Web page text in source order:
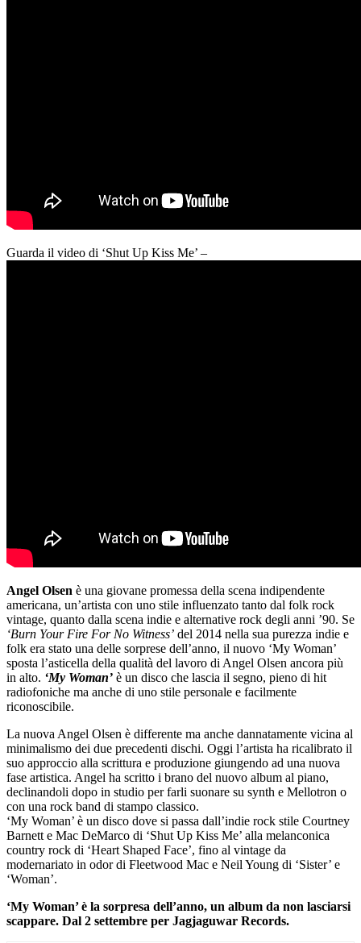
Guarda il video di ‘Shut Up Kiss Me’ –
Angel Olsen è una giovane promessa della scena indipendente
americana, un’artista con uno stile influenzato tanto dal folk rock
vintage, quanto dalla scena indie e alternative rock degli anni ’90. Se
‘Burn Your Fire For No Witness’ del 2014 nella sua purezza indie e
folk era stato una delle sorprese dell’anno, il nuovo ‘My Woman’
sposta l’asticella della qualità del lavoro di Angel Olsen ancora più
in alto. ‘My Woman’ è un disco che lascia il segno, pieno di hit
radiofoniche ma anche di uno stile personale e facilmente
riconoscibile.
La nuova Angel Olsen è differente ma anche dannatamente vicina al
minimalismo dei due precedenti dischi. Oggi l’artista ha ricalibrato il
suo approccio alla scrittura e produzione giungendo ad una nuova
fase artistica. Angel ha scritto i brano del nuovo album al piano,
declinandoli dopo in studio per farli suonare su synth e Mellotron o
con una rock band di stampo classico.
‘My Woman’ è un disco dove si passa dall’indie rock stile Courtney
Barnett e Mac DeMarco di ‘Shut Up Kiss Me’ alla melanconica
country rock di ‘Heart Shaped Face’, fino al vintage da
modernariato in odor di Fleetwood Mac e Neil Young di ‘Sister’ e
‘Woman’.
‘My Woman’ è la sorpresa dell’anno, un album da non lasciarsi
scappare. Dal 2 settembre per Jagjaguwar Records.